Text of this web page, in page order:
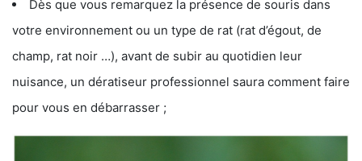
Dès que vous remarquez la présence de souris dans
votre environnement ou un type de rat (rat d’égout, de
champ, rat noir …), avant de subir au quotidien leur
nuisance, un dératiseur professionnel saura comment faire
pour vous en débarrasser ;